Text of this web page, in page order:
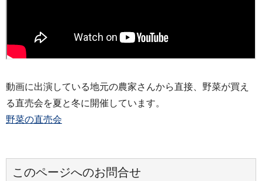
動画に出演している地元の農家さんから直接、野菜が買え
る直売会を夏と冬に開催しています。
野菜の直売会
このページへのお問合せ